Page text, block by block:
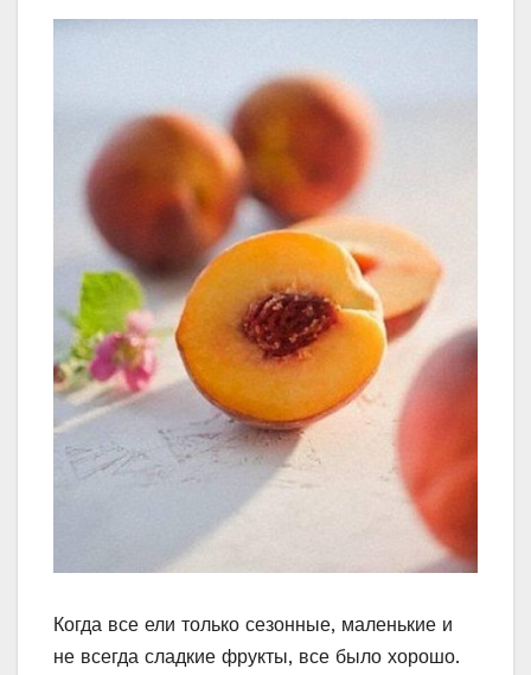
Когда все ели только сезонные, маленькие и
не всегда сладкие фрукты, все было хорошо.